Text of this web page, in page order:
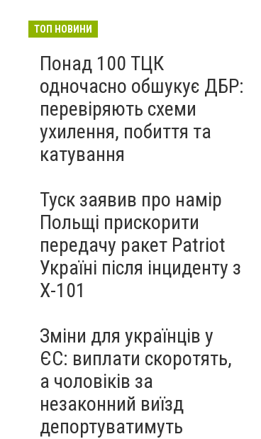
ТОП НОВИНИ
Понад 100 ТЦК
одночасно обшукує ДБР:
перевіряють схеми
ухилення, побиття та
катування
Туск заявив про намір
Польщі прискорити
передачу ракет Patriot
Україні після інциденту з
Х-101
Зміни для українців у
ЄС: виплати скоротять,
а чоловіків за
незаконний виїзд
депортуватимуть